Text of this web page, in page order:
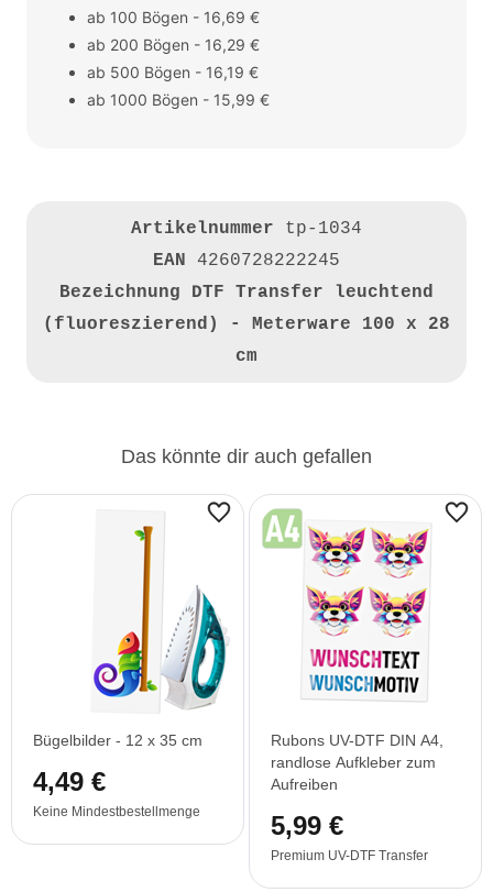
ab 100 Bögen - 16,69 €
ab 200 Bögen - 16,29 €
ab 500 Bögen - 16,19 €
ab 1000 Bögen - 15,99 €
Artikelnummer tp-1034
EAN 4260728222245
Bezeichnung DTF Transfer leuchtend
(fluoreszierend) - Meterware 100 x 28
cm
Das könnte dir auch gefallen
Bügelbilder - 12 x 35 cm
4,49 €
Keine Mindestbestellmenge
Rubons UV-DTF DIN A4,
randlose Aufkleber zum
Aufreiben
5,99 €
Premium UV-DTF Transfer